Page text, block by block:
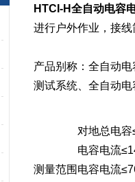
HTCI-H全自动电容
进行户外作业，接
产品别称：全自动
测试系统、全自动
测量范围
对地总电
电容电流
电容电流